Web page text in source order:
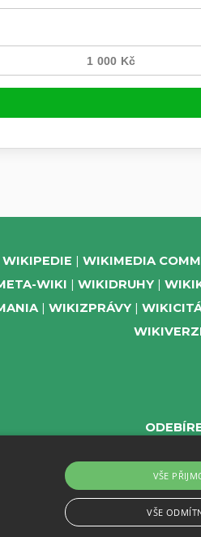
WIKIPEDIE WIKIMEDIA
WIKI
WIKIDRUHY
WIKIZPRÁVY
REGISTRACI A PROVOZ
POSKYTUJE
VŠE
VŠE